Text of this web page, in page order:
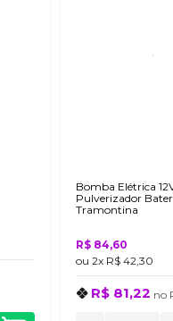
Bomba Elétrica
Pulverizador
Tramontina
R$ 84,60
ou 2x R$ 42,30
R$ 81,22 no